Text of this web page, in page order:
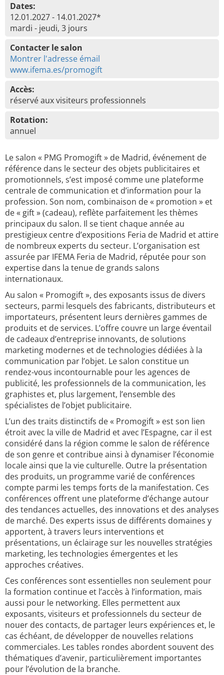
Dates:
12.01.2027 - 14.01.2027*
mardi - jeudi, 3 jours
Contacter le salon
Montrer l'adresse émail
www.ifema.es/promogift
Accès:
réservé aux visiteurs professionnels
Rotation:
annuel
Le salon « PMG Promogift » de Madrid, événement de
référence dans le secteur des objets publicitaires et
promotionnels, s’est imposé comme une plateforme
centrale de communication et d’information pour la
profession. Son nom, combinaison de « promotion » et
de « gift » (cadeau), reflète parfaitement les thèmes
principaux du salon. Il se tient chaque année au
prestigieux centre d’expositions Feria de Madrid et attire
de nombreux experts du secteur. L’organisation est
assurée par IFEMA Feria de Madrid, réputée pour son
expertise dans la tenue de grands salons
internationaux.
Au salon « Promogift », des exposants issus de divers
secteurs, parmi lesquels des fabricants, distributeurs et
importateurs, présentent leurs dernières gammes de
produits et de services. L’offre couvre un large éventail
de cadeaux d’entreprise innovants, de solutions
marketing modernes et de technologies dédiées à la
communication par l’objet. Le salon constitue un
rendez-vous incontournable pour les agences de
publicité, les professionnels de la communication, les
graphistes et, plus largement, l’ensemble des
spécialistes de l’objet publicitaire.
L’un des traits distinctifs de « Promogift » est son lien
étroit avec la ville de Madrid et avec l’Espagne, car il est
considéré dans la région comme le salon de référence
de son genre et contribue ainsi à dynamiser l’économie
locale ainsi que la vie culturelle. Outre la présentation
des produits, un programme varié de conférences
compte parmi les temps forts de la manifestation. Ces
conférences offrent une plateforme d’échange autour
des tendances actuelles, des innovations et des analyses
de marché. Des experts issus de différents domaines y
apportent, à travers leurs interventions et
présentations, un éclairage sur les nouvelles stratégies
marketing, les technologies émergentes et les
approches créatives.
Ces conférences sont essentielles non seulement pour
la formation continue et l’accès à l’information, mais
aussi pour le networking. Elles permettent aux
exposants, visiteurs et professionnels du secteur de
nouer des contacts, de partager leurs expériences et, le
cas échéant, de développer de nouvelles relations
commerciales. Les tables rondes abordent souvent des
thématiques d’avenir, particulièrement importantes
pour l’évolution de la branche.